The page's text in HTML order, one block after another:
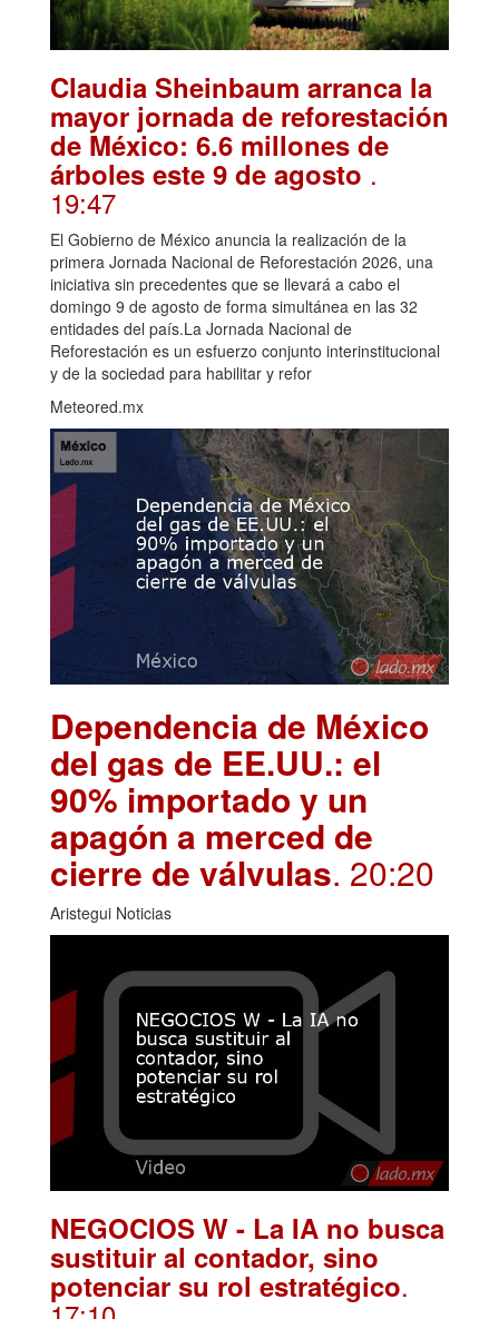
Claudia Sheinbaum arranca la
mayor jornada de reforestación
de México: 6.6 millones de
árboles este 9 de agosto .
19:47
El Gobierno de México anuncia la realización de la
primera Jornada Nacional de Reforestación 2026, una
iniciativa sin precedentes que se llevará a cabo el
domingo 9 de agosto de forma simultánea en las 32
entidades del país.La Jornada Nacional de
Reforestación es un esfuerzo conjunto interinstitucional
y de la sociedad para habilitar y refor
Meteored.mx
Dependencia de México
del gas de EE.UU.: el
90% importado y un
apagón a merced de
cierre de válvulas. 20:20
Aristegui Noticias
NEGOCIOS W - La IA no busca
sustituir al contador, sino
potenciar su rol estratégico.